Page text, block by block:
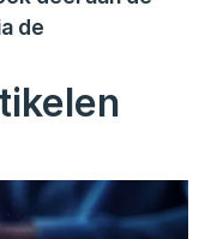
de